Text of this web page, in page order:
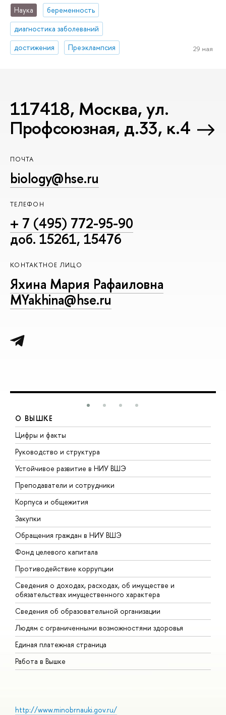
Наука
беременность
диагностика заболеваний
достижения
Преэклампсия 29 мая
117418, Москва, ул.
Профсоюзная, д.33, к.4
ПОЧТА
biology@hse.ru
ТЕЛЕФОН
+ 7 (495) 772-95-90
доб. 15261, 15476
КОНТАКТНОЕ ЛИЦО
Яхина Мария Рафаиловна
MYakhina@hse.ru
О ВЫШКЕ
Цифры и факты
Руководство и структура
Устойчивое развитие в НИУ ВШЭ
Преподаватели и сотрудники
Корпуса и общежития
Закупки
Обращения граждан в НИУ ВШЭ
Фонд целевого капитала
Противодействие коррупции
Сведения о доходах, расходах, об имуществе и
обязательствах имущественного характера
Сведения об образовательной организации
Людям с ограниченными возможностями здоровья
Единая платежная страница
Работа в Вышке
http://www.minobrnauki.gov.ru/